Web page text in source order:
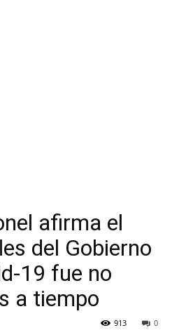
afirma el
del Gobierno
19 fue no
a tiempo
0
913